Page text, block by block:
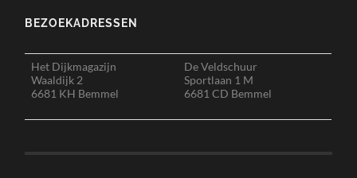
BEZOEKADRESSEN
Het Dijkmagazijn
Waaldijk 2
6681 KH Bemmel
De Veldschuur
Sportlaan 1 M
6681 CD Bemmel